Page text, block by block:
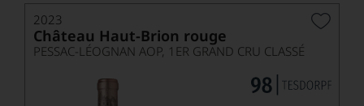
2023
Château Haut-Brion rouge
PESSAC-LÉOGNAN AOP, 1ER GRAND CRU CLASSÉ